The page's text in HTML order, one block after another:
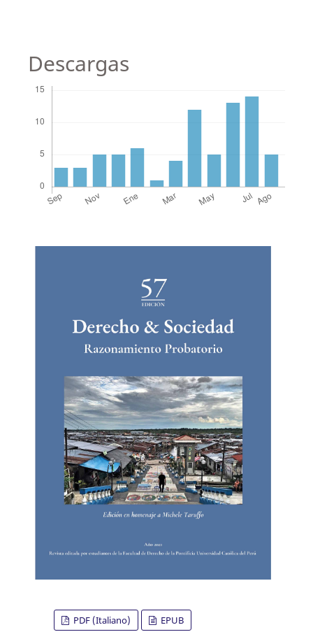
Descargas
PDF (Italiano) EPUB